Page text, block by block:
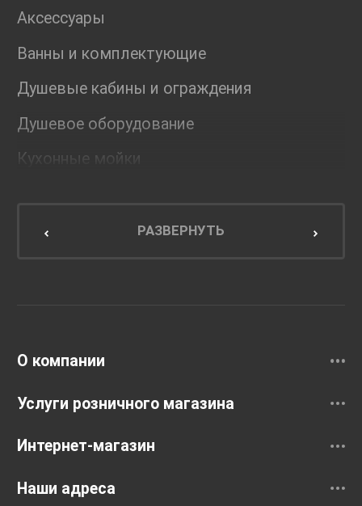
Аксессуары
Ванны и комплектующие
Душевые кабины и ограждения
Душевое оборудование
Кухонные мойки
Мебель для кухниРАЗВЕРНУТЬ
О компании
Услуги розничного магазина
Интернет-магазин
Наши адреса